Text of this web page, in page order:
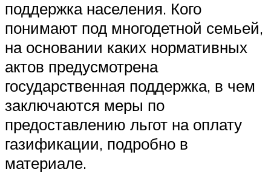
поддержка населения. Кого
понимают под многодетной семьей,
на основании каких нормативных
актов предусмотрена
государственная поддержка, в чем
заключаются меры по
предоставлению льгот на оплату
газификации, подробно в
материале.